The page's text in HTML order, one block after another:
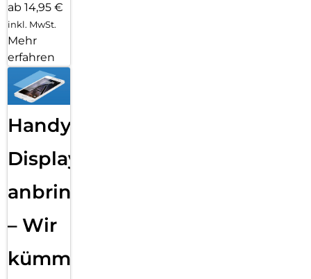
ab 14,95 €
inkl. MwSt.
Mehr
erfahren
Handy
Displayfolie
anbringen
– Wir
kümmern